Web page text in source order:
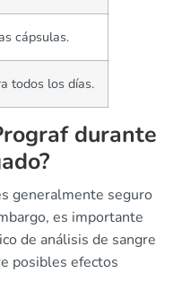
cápsulas.
todos los días.
durante
generalmente seguro
es importante
de análisis de sangre
posibles efectos